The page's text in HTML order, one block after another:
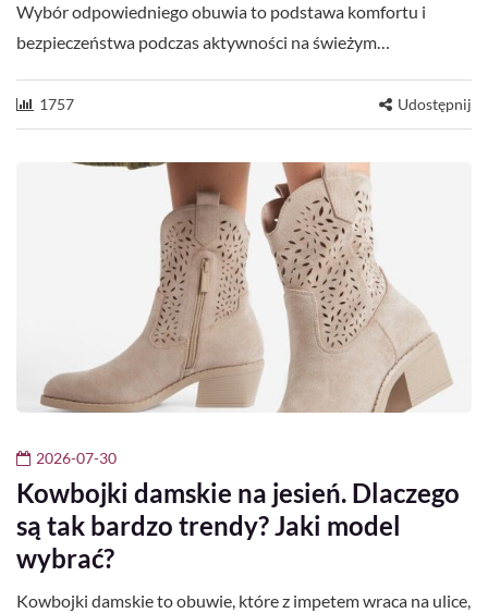
Wybór odpowiedniego obuwia to podstawa komfortu i
bezpieczeństwa podczas aktywności na świeżym…
1757 Udostępnij
2026-07-30
Kowbojki damskie na jesień. Dlaczego
są tak bardzo trendy? Jaki model
wybrać?
Kowbojki damskie to obuwie, które z impetem wraca na ulice,